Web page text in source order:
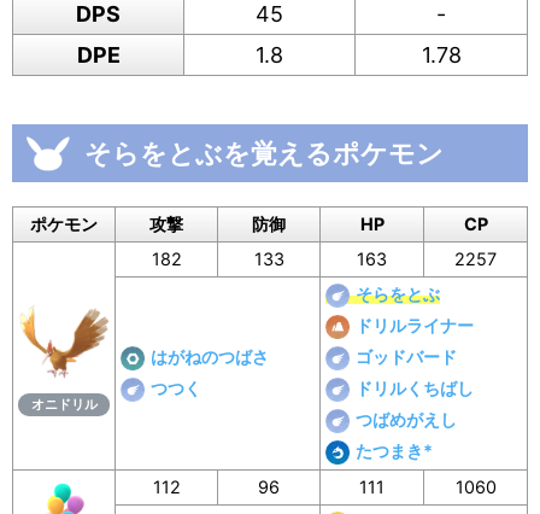
DPS
45
-
DPE
1.8 1.78
そらをとぶを覚えるポケモン
ポケモン 攻撃 防御 HP CP
オニドリル
182 133 163 2257
はがねのつばさ
つつく
そらをとぶ
ドリルライナー
ゴッドバード
ドリルくちばし
つばめがえし
たつまき*
112 96 111 1060